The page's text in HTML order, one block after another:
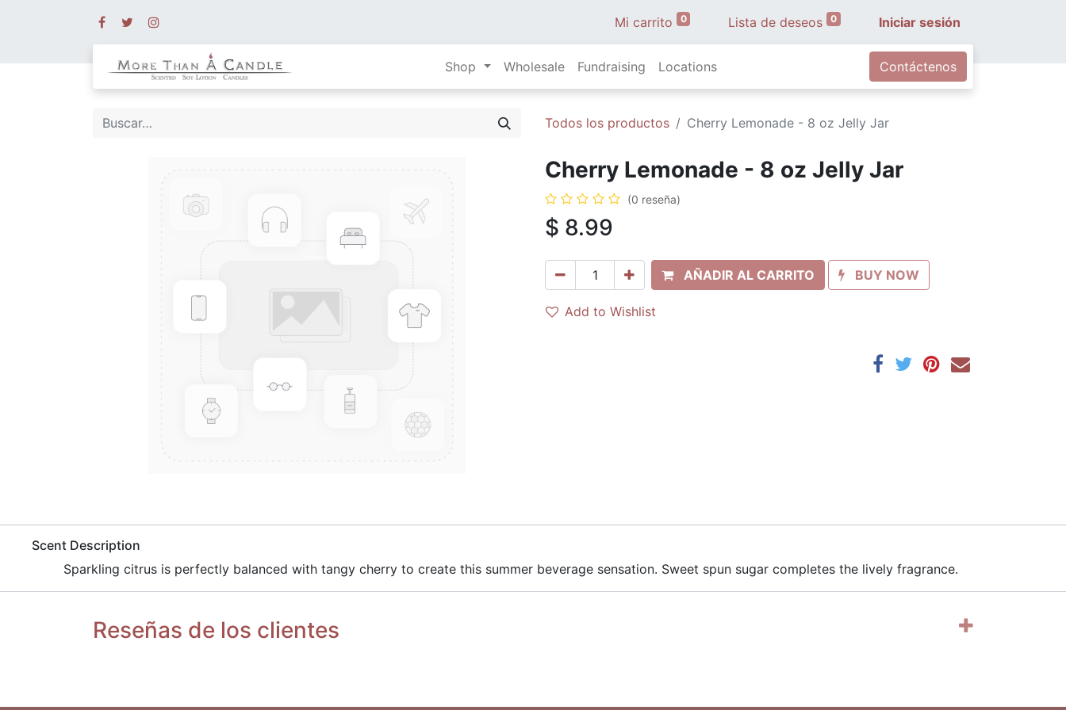
Mi carrito 0 Lista de deseos 0 Iniciar sesión
Shop Wholesale Fundraising Locations Contáctenos
Todos los productos Cherry Lemonade - 8 oz Jelly Jar
Cherry Lemonade - 8 oz Jelly Jar
(0 reseña)
$ 8.99
AÑADIR AL CARRITO BUY NOW
Add to Wishlist
​Scent Description
​Sparkling citrus is perfectly balanced with tangy cherry to create this summer beverage sensation. Sweet spun sugar completes the lively fragrance.
Reseñas de los clientes